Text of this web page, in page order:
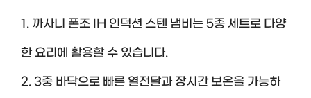
1. 까사니 폰조 IH 인덕션 스텐 냄비는 5종 세트로 다양
한 요리에 활용할 수 있습니다.
2. 3중 바닥으로 빠른 열전달과 장시간 보온을 가능하